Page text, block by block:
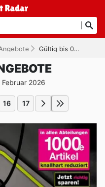
Gültig bis 09.02.2026
2026
16 17